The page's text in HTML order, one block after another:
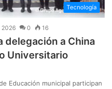
Tecnología
2026 0 16
delegación a China
Universitario
Educación municipal participan